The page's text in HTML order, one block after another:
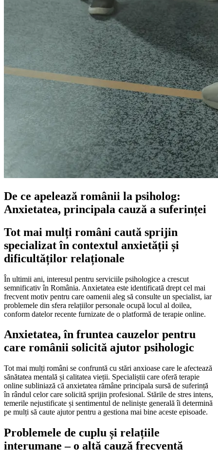
De ce apelează românii la psiholog:
Anxietatea, principala cauză a suferinței
Tot mai mulți români caută sprijin
specializat în contextul anxietății și
dificultăților relaționale
În ultimii ani, interesul pentru serviciile psihologice a crescut
semnificativ în România. Anxietatea este identificată drept cel mai
frecvent motiv pentru care oamenii aleg să consulte un specialist, iar
problemele din sfera relațiilor personale ocupă locul al doilea,
conform datelor recente furnizate de o platformă de terapie online.
Anxietatea, în fruntea cauzelor pentru
care românii solicită ajutor psihologic
Tot mai mulți români se confruntă cu stări anxioase care le afectează
sănătatea mentală și calitatea vieții. Specialiștii care oferă terapie
online subliniază că anxietatea rămâne principala sursă de suferință
în rândul celor care solicită sprijin profesional. Stările de stres intens,
temerile nejustificate și sentimentul de neliniște generală îi determină
pe mulți să caute ajutor pentru a gestiona mai bine aceste episoade.
Problemele de cuplu și relațiile
interumane – o altă cauză frecventă